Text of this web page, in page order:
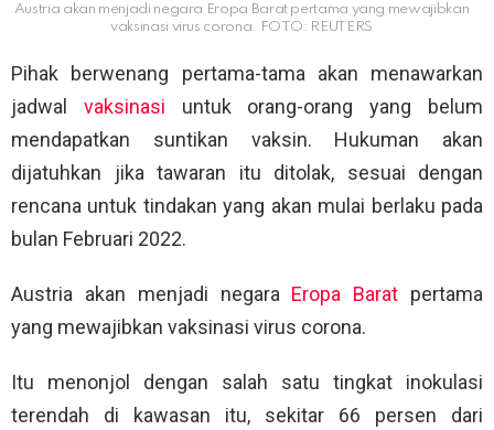
Austria akan menjadi negara Eropa Barat pertama yang mewajibkan
vaksinasi virus corona. FOTO: REUTERS
Pihak berwenang pertama-tama akan menawarkan
jadwal vaksinasi untuk orang-orang yang belum
mendapatkan suntikan vaksin. Hukuman akan
dijatuhkan jika tawaran itu ditolak, sesuai dengan
rencana untuk tindakan yang akan mulai berlaku pada
bulan Februari 2022.
Austria akan menjadi negara Eropa Barat pertama
yang mewajibkan vaksinasi virus corona.
Itu menonjol dengan salah satu tingkat inokulasi
terendah di kawasan itu, sekitar 66 persen dari